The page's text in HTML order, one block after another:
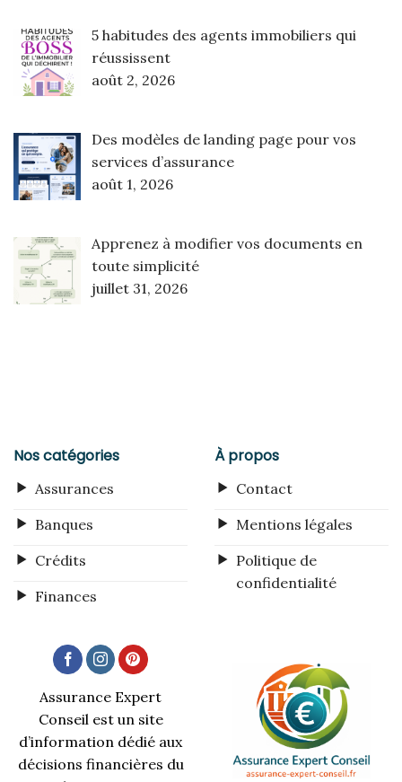
5 habitudes des agents immobiliers qui
réussissent
août 2, 2026
Des modèles de landing page pour vos
services d’assurance
août 1, 2026
Apprenez à modifier vos documents en
toute simplicité
juillet 31, 2026
Nos catégories
Assurances
Banques
Crédits
Finances
À propos
Contact
Mentions légales
Politique de
confidentialité
Assurance Expert
Conseil est un site
d’information dédié aux
décisions financières du